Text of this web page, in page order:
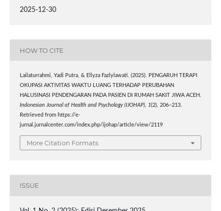
2025-12-30
HOW TO CITE
Lailaturrahmi, Yadi Putra, & Ellyza Fazlylawati. (2025). PENGARUH TERAPI
OKUPASI AKTIVITAS WAKTU LUANG TERHADAP PERUBAHAN
HALUSINASI PENDENGARAN PADA PASIEN DI RUMAH SAKIT JIWA ACEH.
Indonesian Journal of Health and Psychology (IJOHAP), 1(2), 206–213.
Retrieved from https://e-
jurnal.jurnalcenter.com/index.php/ijohap/article/view/2119
More Citation Formats
ISSUE